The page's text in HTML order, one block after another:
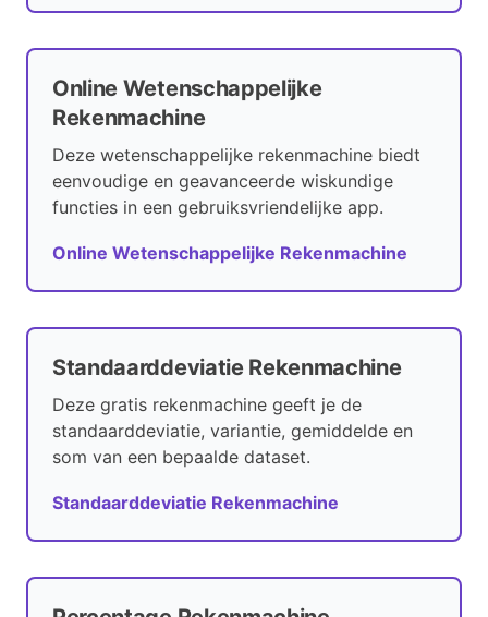
Online Wetenschappelijke
Rekenmachine
Deze wetenschappelijke rekenmachine biedt
eenvoudige en geavanceerde wiskundige
functies in een gebruiksvriendelijke app.
Online Wetenschappelijke Rekenmachine
Standaarddeviatie Rekenmachine
Deze gratis rekenmachine geeft je de
standaarddeviatie, variantie, gemiddelde en
som van een bepaalde dataset.
Standaarddeviatie Rekenmachine